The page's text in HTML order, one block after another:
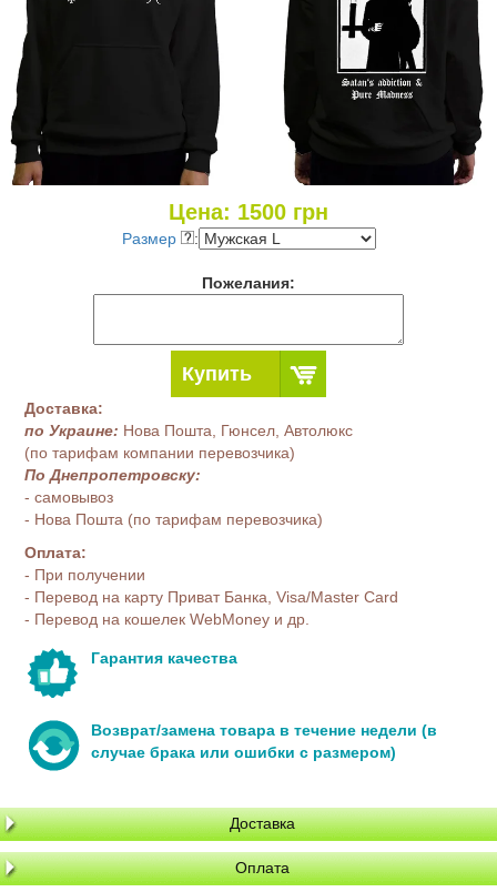
Цена: 1500 грн
Размер :
Пожелания:
Купить
Доставка:
по Украине: Нова Пошта, Гюнсел, Автолюкс
(по тарифам компании перевозчика)
По Днепропетровску:
- самовывоз
- Нова Пошта (по тарифам перевозчика)
Оплата:
- При получении
- Перевод на карту Приват Банка, Visa/Master Card
- Перевод на кошелек WebMoney и др.
Гарантия качества
Возврат/замена товара в течение недели (в
случае брака или ошибки с размером)
Доставка
Оплата